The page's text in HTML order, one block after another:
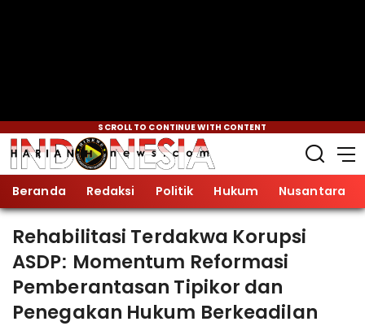
SCROLL TO CONTINUE WITH CONTENT
Beranda Redaksi Politik Hukum Nusantara
Rehabilitasi Terdakwa Korupsi
ASDP: Momentum Reformasi
Pemberantasan Tipikor dan
Penegakan Hukum Berkeadilan